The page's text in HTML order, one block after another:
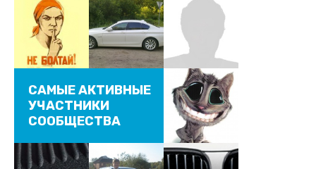
САМЫЕ АКТИВНЫЕ
УЧАСТНИКИ
СООБЩЕСТВА